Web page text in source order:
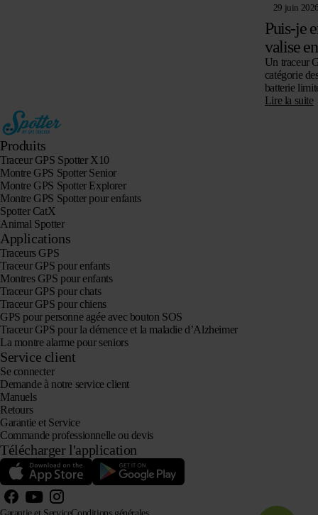
29 juin
Puis-je
valise
Un traceur
catégorie
batterie
fixées et…
Lire la suite
Produits
Traceur GPS Spotter X10
Montre GPS Spotter Senior
Montre GPS Spotter Explorer
Montre GPS Spotter pour enfants
Spotter CatX
Animal Spotter
Applications
Traceurs GPS
Traceur GPS pour enfants
Montres GPS pour enfants
Traceur GPS pour chats
Traceur GPS pour chiens
GPS pour personne agée avec bouton SOS
Traceur GPS pour la démence et la maladie d’Alzheimer
La montre alarme pour seniors
Service client
Se connecter
Demande à notre service client
Manuels
Retours
Garantie et Service
Commande professionnelle ou devis
Télécharger l'application